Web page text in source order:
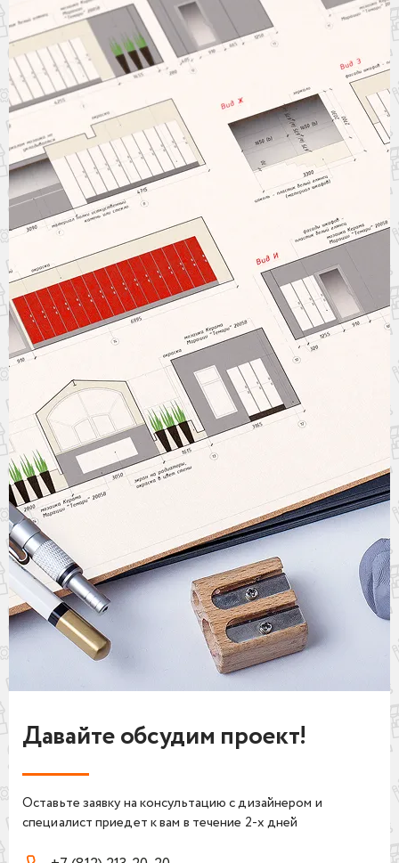
Давайте обсудим проект!
Оставьте заявку на консультацию с дизайнером и
специалист приедет к вам в течение 2-х дней